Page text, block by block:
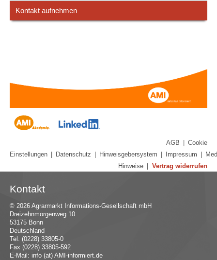
Kontakt aufnehmen
AGB
Cookie
Einstellungen
Datenschutz Hinweisgebersystem Impressum
Hinweise
Vertrag widerrufen
Kontakt
© 2026 Agrarmarkt Informations-Gesellschaft mbH
Dreizehnmorgenweg 10
53175 Bonn
Deutschland
Tel. (0228) 33805-0
Fax (0228) 33805-592
E-Mail: info (at) AMI-informiert.de